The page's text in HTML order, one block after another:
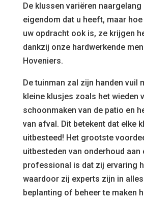
De klussen variëren naargelang
eigendom dat u heeft, maar
uw opdracht ook is, ze krijgen
dankzij onze hardwerkende
Hoveniers.
De tuinman zal zijn handen vuil
kleine klusjes zoals het wieden
schoonmaken van de patio en
van afval. Dit betekent dat elke
uitbesteed! Het grootste
uitbesteden van onderhoud aan
professional is dat zij ervaring
waardoor zij experts zijn in
beplanting of beheer te maken